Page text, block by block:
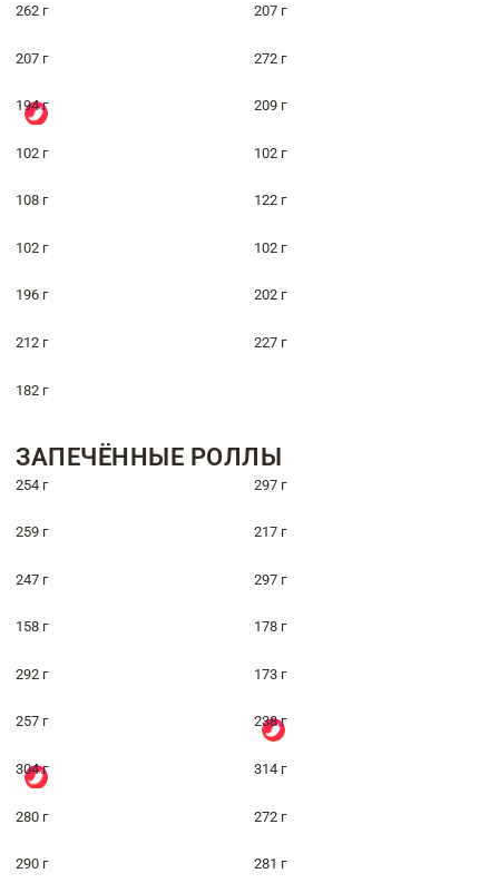
262 г 207 г
207 г 272 г
194 г 209 г
102 г 102 г
108 г 122 г
102 г 102 г
196 г 202 г
212 г 227 г
182 г
ЗАПЕЧЁННЫЕ РОЛЛЫ
254 г 297 г
259 г 217 г
247 г 297 г
158 г 178 г
292 г 173 г
257 г 238 г
304 г 314 г
280 г 272 г
290 г 281 г